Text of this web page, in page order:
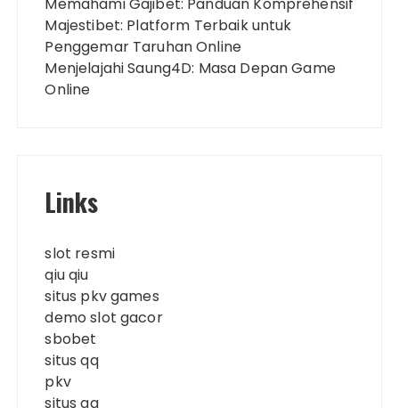
Memahami Gajibet: Panduan Komprehensif
Majestibet: Platform Terbaik untuk
Penggemar Taruhan Online
Menjelajahi Saung4D: Masa Depan Game
Online
Links
slot resmi
qiu qiu
situs pkv games
demo slot gacor
sbobet
situs qq
pkv
situs qq